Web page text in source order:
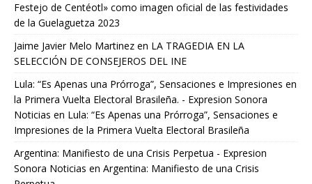
Festejo de Centéotl» como imagen oficial de las festividades
de la Guelaguetza 2023
Jaime Javier Melo Martinez en LA TRAGEDIA EN LA
SELECCIÓN DE CONSEJEROS DEL INE
Lula: “Es Apenas una Prórroga”, Sensaciones e Impresiones en
la Primera Vuelta Electoral Brasileña. - Expresion Sonora
Noticias en Lula: “Es Apenas una Prórroga”, Sensaciones e
Impresiones de la Primera Vuelta Electoral Brasileña
Argentina: Manifiesto de una Crisis Perpetua - Expresion
Sonora Noticias en Argentina: Manifiesto de una Crisis